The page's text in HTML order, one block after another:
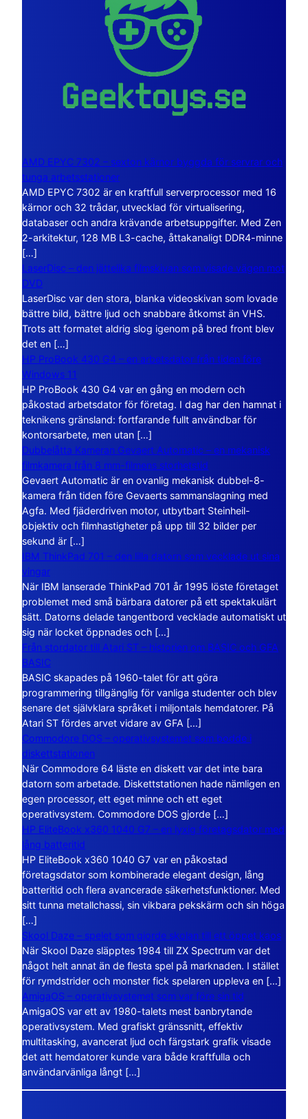
AMD EPYC 7302 – sexton kärnor byggda för servrar och
tunga arbetsstationer
AMD EPYC 7302 är en kraftfull serverprocessor med 16
kärnor och 32 trådar, utvecklad för virtualisering,
databaser och andra krävande arbetsuppgifter. Med Zen
2-arkitektur, 128 MB L3-cache, åttakanaligt DDR4-minne
[…]
LaserDisc – den jättelika filmskivan som visade vägen mot
DVD
LaserDisc var den stora, blanka videoskivan som lovade
bättre bild, bättre ljud och snabbare åtkomst än VHS.
Trots att formatet aldrig slog igenom på bred front blev
det en […]
HP ProBook 430 G4 – en arbetsdator från tiden före
Windows 11
HP ProBook 430 G4 var en gång en modern och
påkostad arbetsdator för företag. I dag har den hamnat i
teknikens gränsland: fortfarande fullt användbar för
kontorsarbete, men utan […]
Dubbelåtta Kameran Gevaert Automatic – en mekanisk
filmkamera från 8 mm-filmens storhetstid
Gevaert Automatic är en ovanlig mekanisk dubbel-8-
kamera från tiden före Gevaerts sammanslagning med
Agfa. Med fjäderdriven motor, utbytbart Steinheil-
objektiv och filmhastigheter på upp till 32 bilder per
sekund är […]
IBM ThinkPad 701 – den lilla datorn som vecklade ut sina
vingar
När IBM lanserade ThinkPad 701 år 1995 löste företaget
problemet med små bärbara datorer på ett spektakulärt
sätt. Datorns delade tangentbord vecklade automatiskt ut
sig när locket öppnades och […]
Från stordator till Atari ST – historien om BASIC och GFA
BASIC
BASIC skapades på 1960-talet för att göra
programmering tillgänglig för vanliga studenter och blev
senare det självklara språket i miljontals hemdatorer. På
Atari ST fördes arvet vidare av GFA […]
Commodore DOS – operativsystemet som bodde i
diskettstationen
När Commodore 64 läste en diskett var det inte bara
datorn som arbetade. Diskettstationen hade nämligen en
egen processor, ett eget minne och ett eget
operativsystem. Commodore DOS gjorde […]
HP EliteBook x360 1040 G7 – en lyxig företagsdator med
lång batteritid
HP EliteBook x360 1040 G7 var en påkostad
företagsdator som kombinerade elegant design, lång
batteritid och flera avancerade säkerhetsfunktioner. Med
sitt tunna metallchassi, sin vikbara pekskärm och sin höga
[…]
Skool Daze – spelet som gjorde skolan till ett öppet kaos
När Skool Daze släpptes 1984 till ZX Spectrum var det
något helt annat än de flesta spel på marknaden. I stället
för rymdstrider och monster fick spelaren uppleva en […]
AmigaOS – operativsystemet som var före sin tid
AmigaOS var ett av 1980-talets mest banbrytande
operativsystem. Med grafiskt gränssnitt, effektiv
multitasking, avancerat ljud och färgstark grafik visade
det att hemdatorer kunde vara både kraftfulla och
användarvänliga långt […]